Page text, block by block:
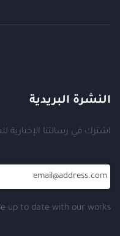
النشرة البريدية
اشترك في رسالتنا الإخبارية
up to date with our works.